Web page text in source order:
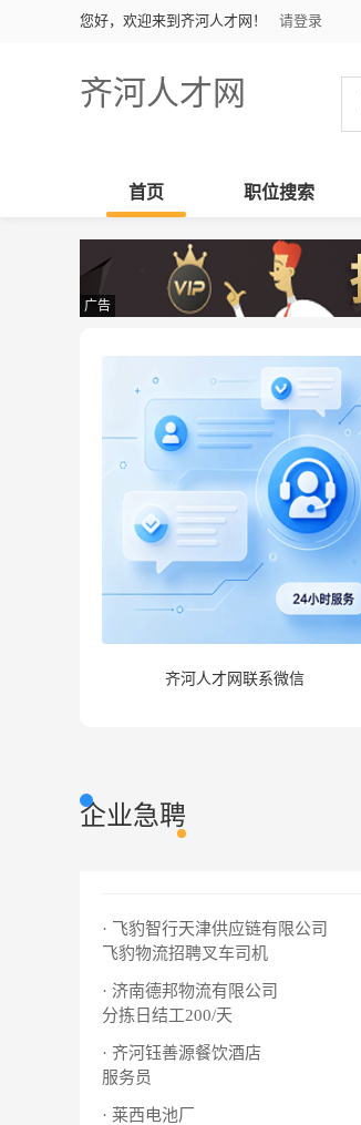
您好，欢迎来到齐河人才网！ 请登录
齐河人才网
首页 职位搜索
广告
齐河人才网联系微信
企业急聘
· 飞豹智行天津供应链有限公司
飞豹物流招聘叉车司机
· 济南德邦物流有限公司
分拣日结工200/天
· 齐河钰善源餐饮酒店
服务员
· 莱西电池厂